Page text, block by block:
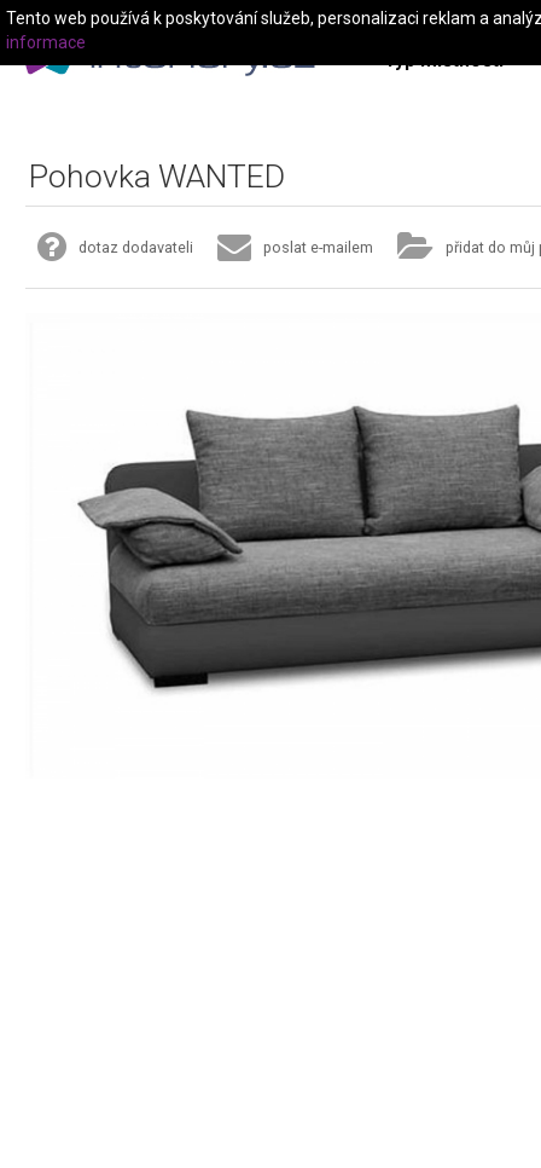
Typ místnosti
Pohovka WANTED
dotaz dodavateli poslat e-mailem přidat do můj
Tento web používá k poskytování služeb, personalizaci reklam a
informace